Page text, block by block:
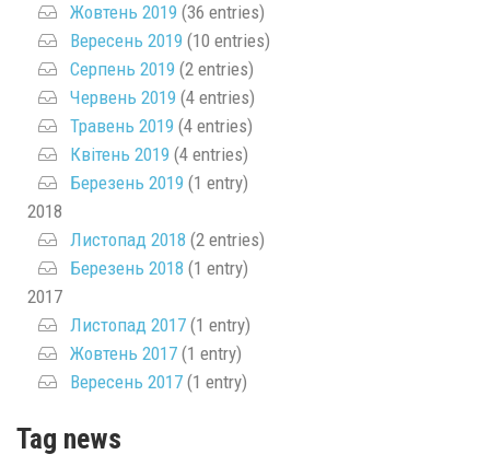
Жовтень 2019 (36 entries)
Вересень 2019 (10 entries)
Серпень 2019 (2 entries)
Червень 2019 (4 entries)
Травень 2019 (4 entries)
Квітень 2019 (4 entries)
Березень 2019 (1 entry)
2018
Листопад 2018 (2 entries)
Березень 2018 (1 entry)
2017
Листопад 2017 (1 entry)
Жовтень 2017 (1 entry)
Вересень 2017 (1 entry)
Tag news